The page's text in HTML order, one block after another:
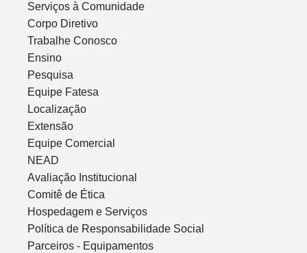
Serviços à Comunidade
Corpo Diretivo
Trabalhe Conosco
Ensino
Pesquisa
Equipe Fatesa
Localização
Extensão
Equipe Comercial
NEAD
Avaliação Institucional
Comitê de Ética
Hospedagem e Serviços
Política de Responsabilidade Social
Parceiros - Equipamentos